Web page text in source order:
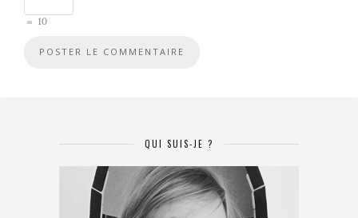
= 10
QUI SUIS-JE ?